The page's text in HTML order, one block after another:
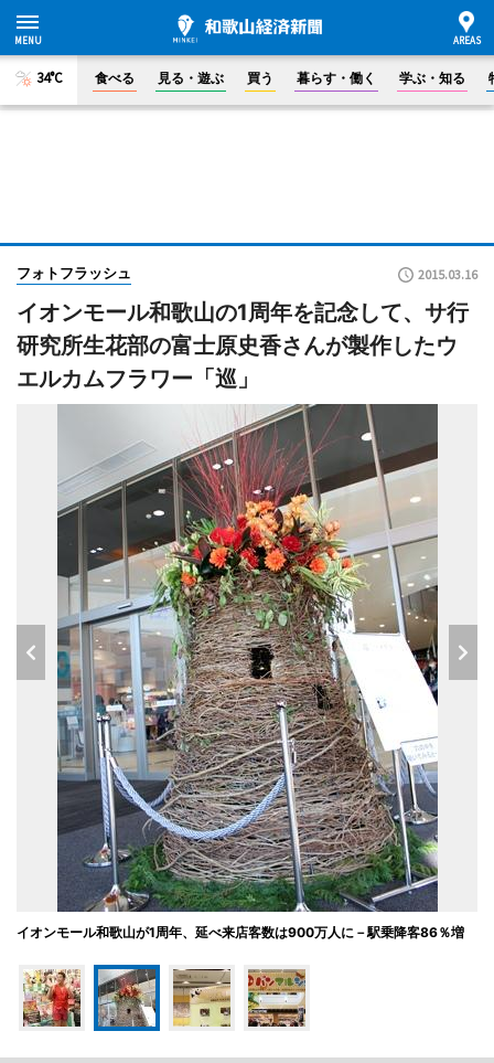
34°C 食べる 見る・遊ぶ 買う 暮らす・働く 学ぶ・知る
フォトフラッシュ 2015.03.16
イオンモール和歌山の1周年を記念して、サ行
研究所生花部の富士原史香さんが製作したウ
エルカムフラワー「巡」
イオンモール和歌山が1周年、延べ来店客数は900万人に－駅乗降客86％増